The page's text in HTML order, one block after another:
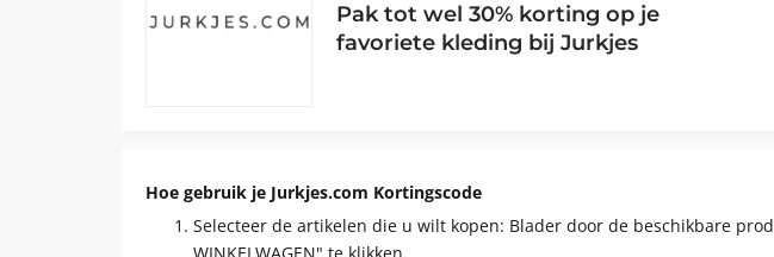
Pak tot wel 30% korting op je
favoriete kleding bij Jurkjes
Hoe gebruik je Jurkjes.com Kortingscode
Selecteer de artikelen die u wilt kopen: Blader door de beschikbare